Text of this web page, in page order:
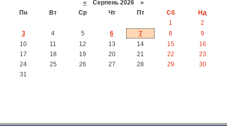
« Серпень 2026 »
Пн
Вт Ср Чт Пт Сб
Нд
1
2
3
4 5 6 7 8
9
10
11 12 13 14 15
16
17
18 19 20 21 22
23
24
25 26 27 28 29
30
31